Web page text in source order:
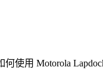
使用 Motorola